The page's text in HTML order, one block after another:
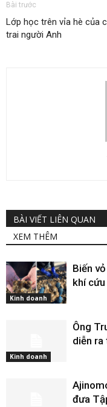
Bài trước
Lớp học trên vỉa hè của
trai người Anh
BÀI VIẾT LIÊN QUAN
XEM THÊM
Kinh doanh
Biến
khí
Kinh doanh
Ông
diễn
đưa